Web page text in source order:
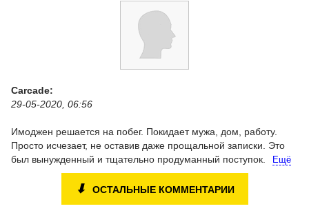
Carcade:
29-05-2020, 06:56
Имоджен решается на побег. Покидает мужа, дом, работу.
Просто исчезает, не оставив даже прощальной записки. Это
был вынужденный и тщательно продуманный поступок.
Ещё
⬇ ОСТАЛЬНЫЕ КОММЕНТАРИИ